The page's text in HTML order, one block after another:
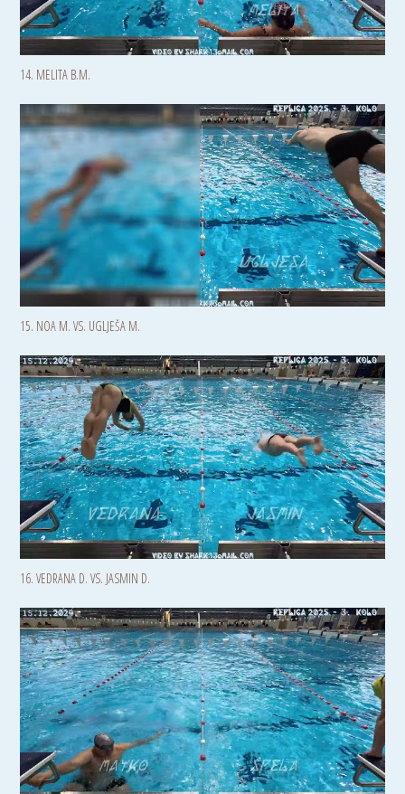
14. MELITA B.M.
15. NOA M. VS. UGLJEŠA M.
16. VEDRANA D. VS. JASMIN D.